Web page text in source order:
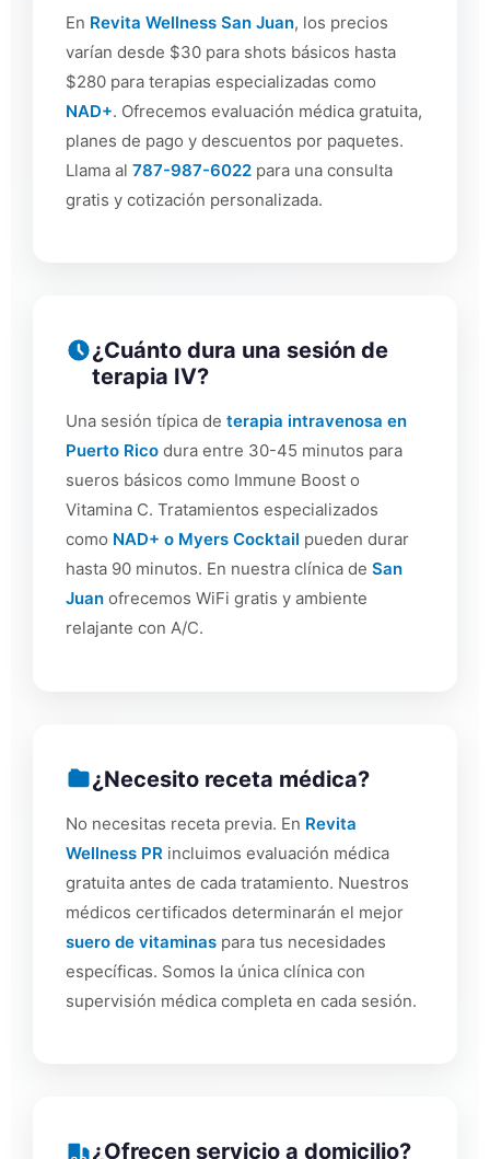
En Revita Wellness San Juan, los precios
varían desde $30 para shots básicos hasta
$280 para terapias especializadas como
NAD+. Ofrecemos evaluación médica gratuita,
planes de pago y descuentos por paquetes.
Llama al 787-987-6022 para una consulta
gratis y cotización personalizada.
¿Cuánto dura una sesión de
terapia IV?
Una sesión típica de terapia intravenosa en
Puerto Rico dura entre 30-45 minutos para
sueros básicos como Immune Boost o
Vitamina C. Tratamientos especializados
como NAD+ o Myers Cocktail pueden durar
hasta 90 minutos. En nuestra clínica de San
Juan ofrecemos WiFi gratis y ambiente
relajante con A/C.
¿Necesito receta médica?
No necesitas receta previa. En Revita
Wellness PR incluimos evaluación médica
gratuita antes de cada tratamiento. Nuestros
médicos certificados determinarán el mejor
suero de vitaminas para tus necesidades
específicas. Somos la única clínica con
supervisión médica completa en cada sesión.
¿Ofrecen servicio a domicilio?